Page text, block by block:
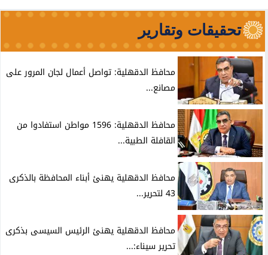
تحقيقات وتقارير
محافظ الدقهلية: تواصل أعمال لجان المرور على
مصانع...
محافظ الدقهلية: 1596 مواطن استفادوا من
القافلة الطبية...
محافظ الدقهلية يهنئ أبناء المحافظة بالذكرى
43 لتحرير...
محافظ الدقهلية يهنئ الرئيس السيسى بذكرى
تحرير سيناء:...